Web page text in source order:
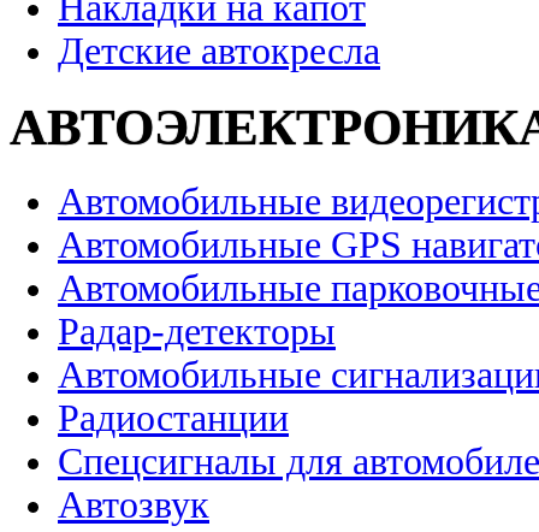
Детские автокресла
Автомобильные
Автомобильные GPS
Автомобильные
Радар-детекторы
Автомобильные
Радиостанции
Спецсигналы для
Автозвук